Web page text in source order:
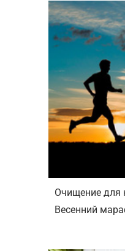
Очищение для
Весенний